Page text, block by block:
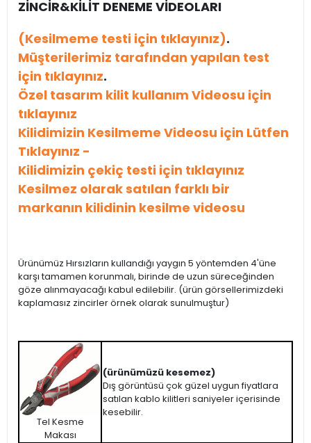
ZİNCİR&KİLİT DENEME VİDEOLARI
(Kesilmeme testi için tıklayınız).
Müşterilerimiz tarafından yapılan test
için tıklayınız.
Özel tasarım kilit kullanım Videosu için
tıklayınız
Kilidimizin Kesilmeme Videosu için Lütfen
Tıklayınız -
Kilidimizin çekiç testi için tıklayınız
Kesilmez olarak satılan farklı bir
markanın kilidinin kesilme videosu
Ürünümüz Hırsızların kullandığı yaygın 5 yöntemden 4'üne
karşı tamamen korunmalı, birinde de uzun süreceğinden
göze alınmayacağı kabul edilebilir. (ürün görsellerimizdeki
kaplamasız zincirler örnek olarak sunulmuştur)
Tel Kesme
Makası
(ürünümüzü kesemez)
Dış görüntüsü çok güzel uygun fiyatlara
satılan kablo kilitleri saniyeler içerisinde
kesebilir.